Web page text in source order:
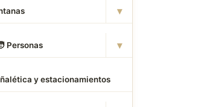
▾
Personas ▾
y estacionamientos